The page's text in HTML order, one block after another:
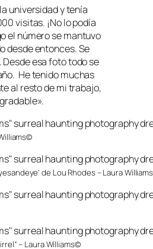
universidad y tenía
visitas. ¡No lo podía
el número se mantuvo
desde entonces. Se
esa foto todo se
He tenido muchas
al resto de mi trabajo,
de Lou Rhodes – Laura
– Laura Williams©